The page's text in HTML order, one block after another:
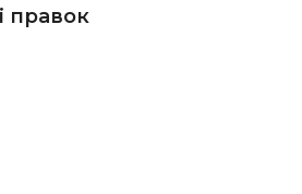
правок